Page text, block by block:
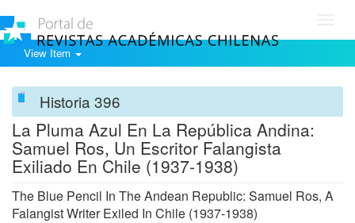
View Item
Historia 396
La Pluma Azul En La República Andina:
Samuel Ros, Un Escritor Falangista
Exiliado En Chile (1937-1938)
The Blue Pencil In The Andean Republic: Samuel Ros, A
Falangist Writer Exiled In Chile (1937-1938)